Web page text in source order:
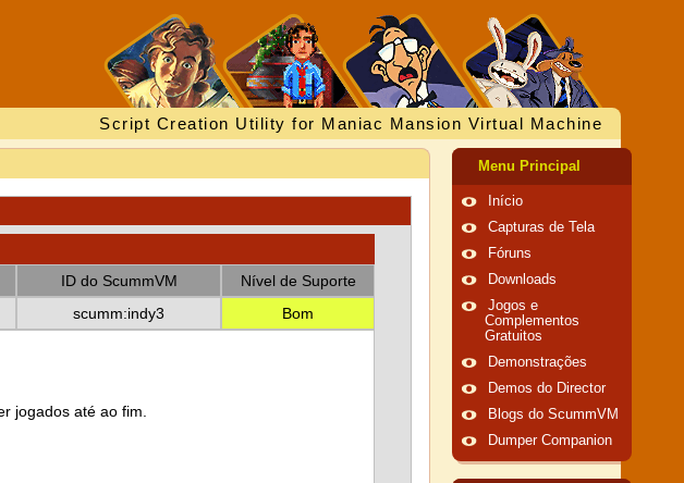
Script Creation Utility for Maniac Mansion Virtual Machine
ID do ScummVM
Nível de Suporte
scumm:indy3 Bom
jogados até ao fim.
Menu Principal
Início
Capturas de Tela
Fóruns
Downloads
Jogos e
Complementos
Gratuitos
Demonstrações
Demos do Director
Blogs do ScummVM
Dumper Companion